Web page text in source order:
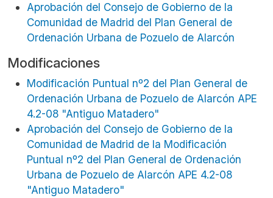
Aprobación del Consejo de Gobierno de la
Comunidad de Madrid del Plan General de
Ordenación Urbana de Pozuelo de Alarcón
Modificaciones
Modificación Puntual nº2 del Plan General de
Ordenación Urbana de Pozuelo de Alarcón APE
4.2-08 "Antiguo Matadero"
Aprobación del Consejo de Gobierno de la
Comunidad de Madrid de la Modificación
Puntual nº2 del Plan General de Ordenación
Urbana de Pozuelo de Alarcón APE 4.2-08
"Antiguo Matadero"